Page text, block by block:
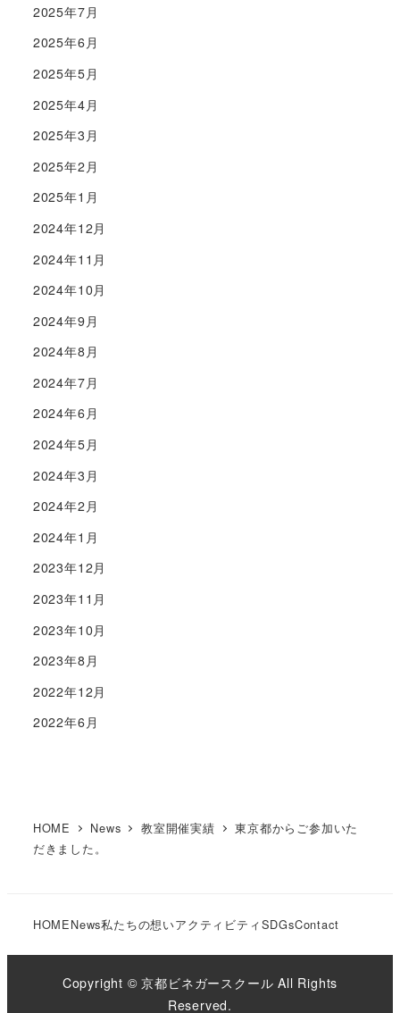
2025年7月
2025年6月
2025年5月
2025年4月
2025年3月
2025年2月
2025年1月
2024年12月
2024年11月
2024年10月
2024年9月
2024年8月
2024年7月
2024年6月
2024年5月
2024年3月
2024年2月
2024年1月
2023年12月
2023年11月
2023年10月
2023年8月
2022年12月
2022年6月
HOME News 教室開催実績
東京都からご参加いた
だきました。
HOMENews私たちの想いアクティビティSDGsContact
Copyright © 京都ビネガースクール All Rights
Reserved.